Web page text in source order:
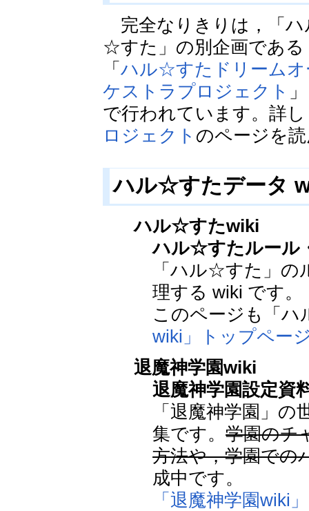
完全なりきりは，「ハ
☆すた」の別企画である
「ハル☆すたドリームオ
ケストラプロジェクト
で行われています。詳
ロジェクト のページを
ハル☆すたデータ
ハル☆すたwiki
ハル☆すたルール
「ハル☆すた」の
理する wiki です。
このページも「
wiki」トップペー
退魔神学園wiki
退魔神学園設定資
「退魔神学園」
集です。学園のチ
方法や，学園での
成中です。
「退魔神学園wiki